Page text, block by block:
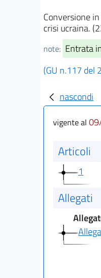
Conversione
crisi ucraina.
note: Entrata
(GU n.117
nascondi
vigente al
Articoli
1
Allegati